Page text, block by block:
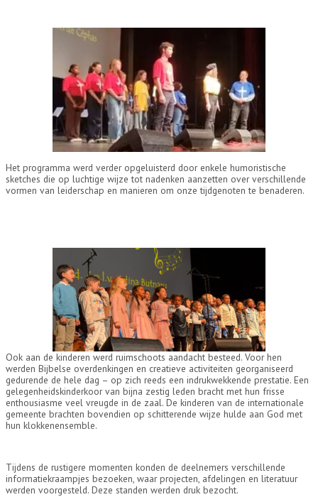
Het programma werd verder opgeluisterd door enkele humoristische
sketches die op luchtige wijze tot nadenken aanzetten over verschillende
vormen van leiderschap en manieren om onze tijdgenoten te benaderen.
Ook aan de kinderen werd ruimschoots aandacht besteed. Voor hen
werden Bijbelse overdenkingen en creatieve activiteiten georganiseerd
gedurende de hele dag – op zich reeds een indrukwekkende prestatie. Een
gelegenheidskinderkoor van bijna zestig leden bracht met hun frisse
enthousiasme veel vreugde in de zaal. De kinderen van de internationale
gemeente brachten bovendien op schitterende wijze hulde aan God met
hun klokkenensemble.
Tijdens de rustigere momenten konden de deelnemers verschillende
informatiekraampjes bezoeken, waar projecten, afdelingen en literatuur
werden voorgesteld. Deze standen werden druk bezocht.